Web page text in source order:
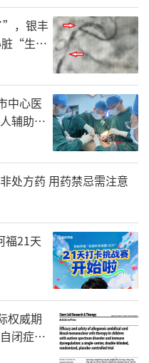
”，银丰
脏“生命
中心医
辅助全
处方药 用药禁忌需注意
福21天
权威期
闭症研